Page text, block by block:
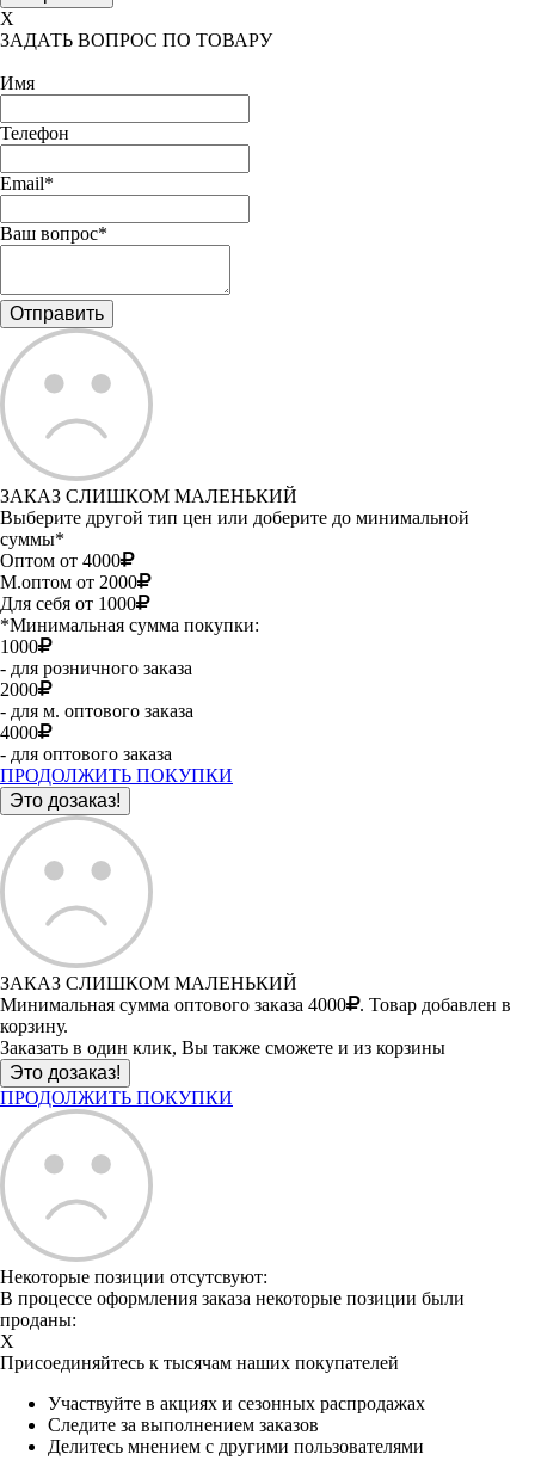
X
ЗАДАТЬ ВОПРОС ПО ТОВАРУ
Имя
Телефон
Email*
Ваш вопрос*
ЗАКАЗ СЛИШКОМ МАЛЕНЬКИЙ
Выберите другой тип цен или доберите до минимальной
суммы*
Оптом от 4000
М.оптом от 2000
Для себя от 1000
*Минимальная сумма покупки:
1000
- для розничного заказа
2000
- для м. оптового заказа
4000
- для оптового заказа
ПРОДОЛЖИТЬ ПОКУПКИ
ЗАКАЗ СЛИШКОМ МАЛЕНЬКИЙ
Минимальная сумма оптового заказа 4000
. Товар добавлен в
корзину.
Заказать в один клик, Вы также сможете и из корзины
ПРОДОЛЖИТЬ ПОКУПКИ
Некоторые позиции отсутсвуют:
В процессе оформления заказа некоторые позиции были
проданы:
X
Присоединяйтесь к тысячам наших покупателей
Участвуйте в акциях и сезонных распродажах
Следите за выполнением заказов
Делитесь мнением с другими пользователями